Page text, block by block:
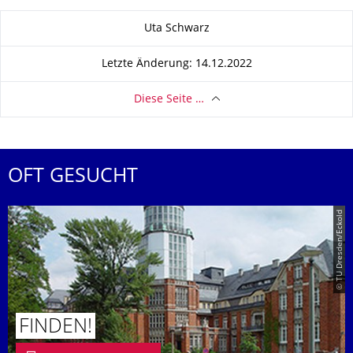
Uta Schwarz
Letzte Änderung: 14.12.2022
Diese Seite …
OFT GESUCHT
© TU Dresden/Eckold
FINDEN!